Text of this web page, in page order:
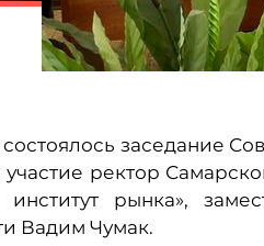
заседание
ректор
рынка»,
Вадим Чумак.